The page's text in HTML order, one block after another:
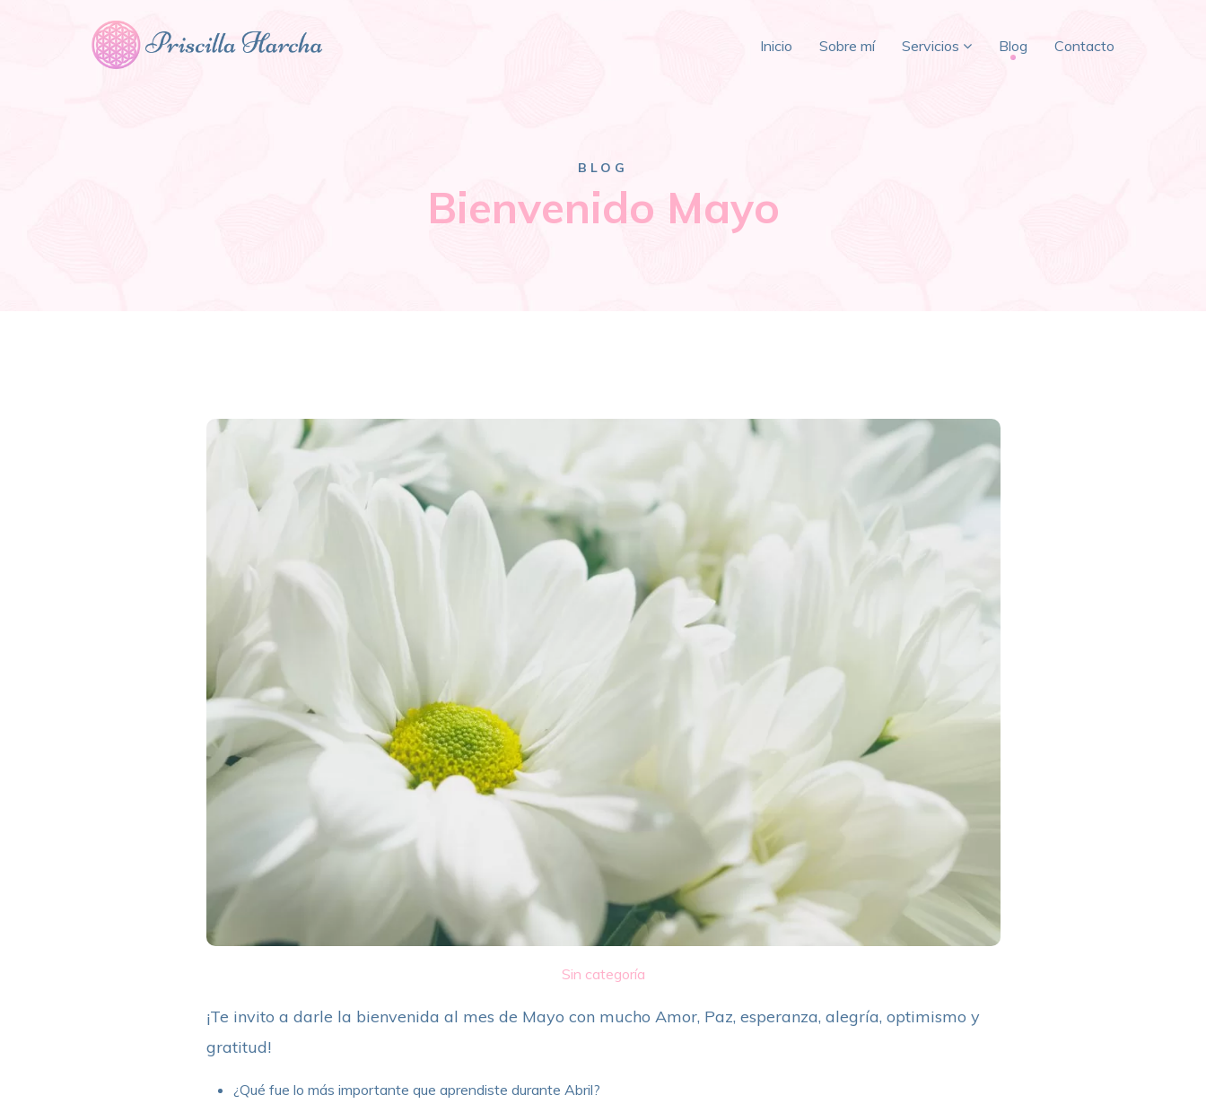
Inicio Sobre mí Servicios Blog Contacto
BLOG
Bienvenido Mayo
Sin categoría
¡Te invito a darle la bienvenida al mes de Mayo con mucho Amor, Paz, esperanza, alegría, optimismo y
gratitud!
¿Qué fue lo más importante que aprendiste durante Abril?